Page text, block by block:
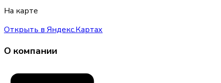
На карте
Открыть в Яндекс.Картах
О компании